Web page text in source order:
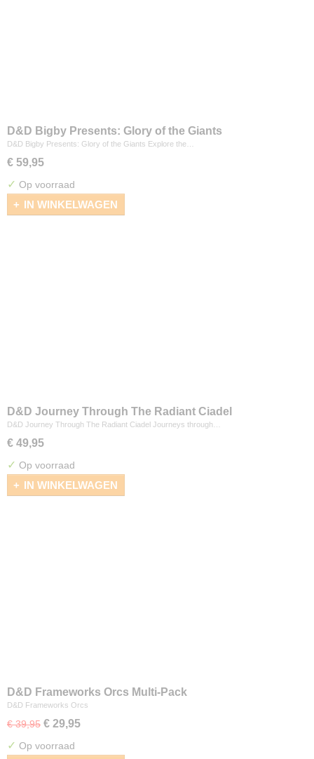
D&D Bigby Presents: Glory of the Giants
D&D Bigby Presents: Glory of the Giants Explore the…
€ 59,95
✓ Op voorraad
IN WINKELWAGEN
D&D Journey Through The Radiant Ciadel
D&D Journey Through The Radiant Ciadel Journeys through…
€ 49,95
✓ Op voorraad
IN WINKELWAGEN
D&D Frameworks Orcs Multi-Pack
D&D Frameworks Orcs
€ 39,95 € 29,95
✓ Op voorraad